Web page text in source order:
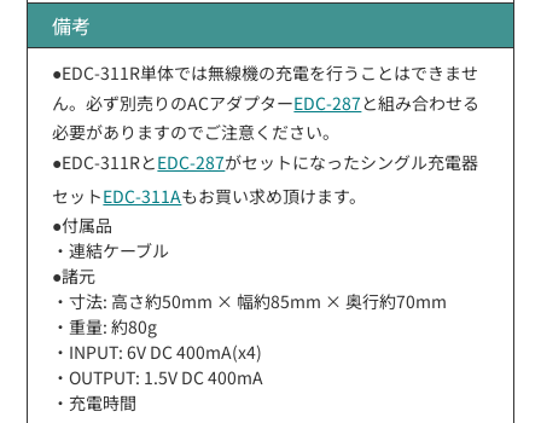
備考
●EDC-311R単体では無線機の充電を行うことはできませ
ん。必ず別売りのACアダプターEDC-287と組み合わせる
必要がありますのでご注意ください。
●EDC-311RとEDC-287がセットになったシングル充電器
セットEDC-311Aもお買い求め頂けます。
●付属品
・連結ケーブル
●諸元
・寸法: 高さ約50mm × 幅約85mm × 奥行約70mm
・重量: 約80g
・INPUT: 6V DC 400mA(x4)
・OUTPUT: 1.5V DC 400mA
・充電時間